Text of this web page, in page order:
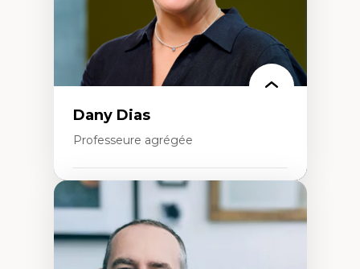
Problématiques relatives à l’intelligence
artificielle, l’apprentissage machine et les
hautes technologies
Féminismes et nouvelles technologies
Dany Dias
Professeure agrégée
Pédagogies critiques et justice sociale
Éthique relationnelle et sollicitude en
éducation
Décolonisation et autochtonisation de la